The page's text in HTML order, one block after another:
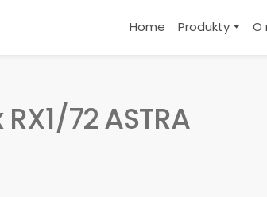
Home Produkty O
72 ASTRA